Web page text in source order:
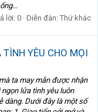
lời: 0 Diễn đàn: Thứ khác
YÊU CHO MỌI
ta may mắn được nhận
lửa tình yêu luôn
dàng. Dưới đây là một số